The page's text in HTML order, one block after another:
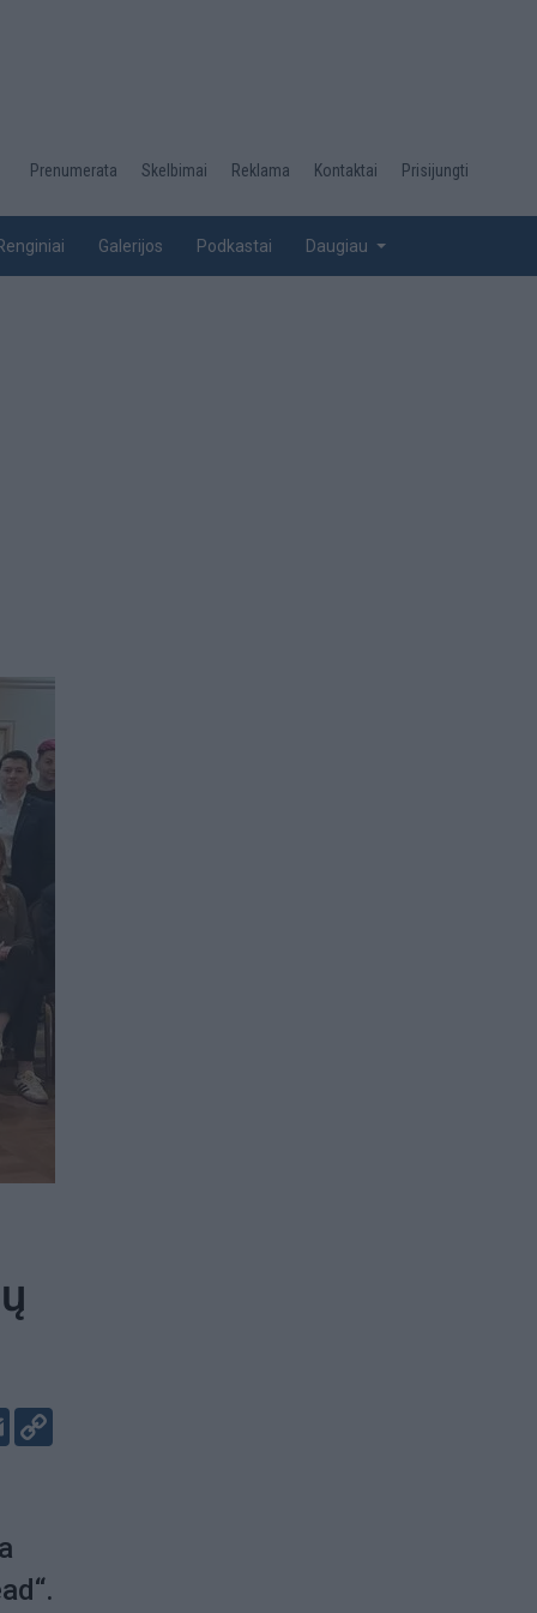
Desktop
top
Prenumerata Skelbimai Reklama Kontaktai Prisijungti
Galerijos Podkastai Daugiau
Email